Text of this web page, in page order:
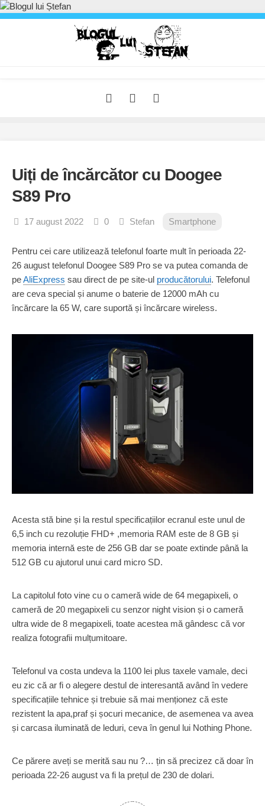
Skip
to
Uiți de încărcător cu Doogee
S89 Pro
17 august 2022 0 Stefan Smartphone
Pentru cei care utilizează telefonul foarte mult în perioada 22-
26 august telefonul Doogee S89 Pro se va putea comanda de
peAliExpress sau direct de pe site-ul producătorului. Telefonul
are ceva special și anume o baterie de 12000 mAh cu
încărcare la 65 W, care suportă și încărcare wireless.
Acesta stă bine și la restul specificațiilor ecranul este unul de
6,5 inch cu rezoluție FHD+ ,memoria RAM este de 8 GB și
memoria internă este de 256 GB dar se poate extinde până la
512 GB cu ajutorul unui card micro SD.
La capitolul foto vine cu o cameră wide de 64 megapixeli, o
cameră de 20 megapixeli cu senzor night vision și o cameră
ultra wide de 8 megapixeli, toate acestea mă gândesc că vor
realiza fotografii mulțumitoare.
Telefonul va costa undeva la 1100 lei plus taxele vamale, deci
eu zic că ar fi o alegere destul de interesantă având în vedere
specificațiile tehnice și trebuie să mai menționez că este
rezistent la apa,praf și șocuri mecanice, de asemenea va avea
și carcasa iluminată de leduri, ceva în genul lui Nothing Phone.
Ce părere aveți se merită sau nu ?… țin să precizez că doar în
perioada 22-26 august va fi la prețul de 230 de dolari.